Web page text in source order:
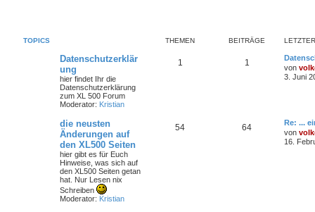
TOPICS THEMEN BEITRÄGE
Datenschutzerklär
ung
hier findet Ihr die
Datenschutzerklärung
zum XL 500 Forum
Moderator: Kristian
1 1
von
3. Juni
die neusten
Änderungen auf
den XL500 Seiten
hier gibt es für Euch
Hinweise, was sich auf
den XL500 Seiten getan
hat. Nur Lesen nix
Schreiben
Moderator: Kristian
54 64
Re: ...
von
16.